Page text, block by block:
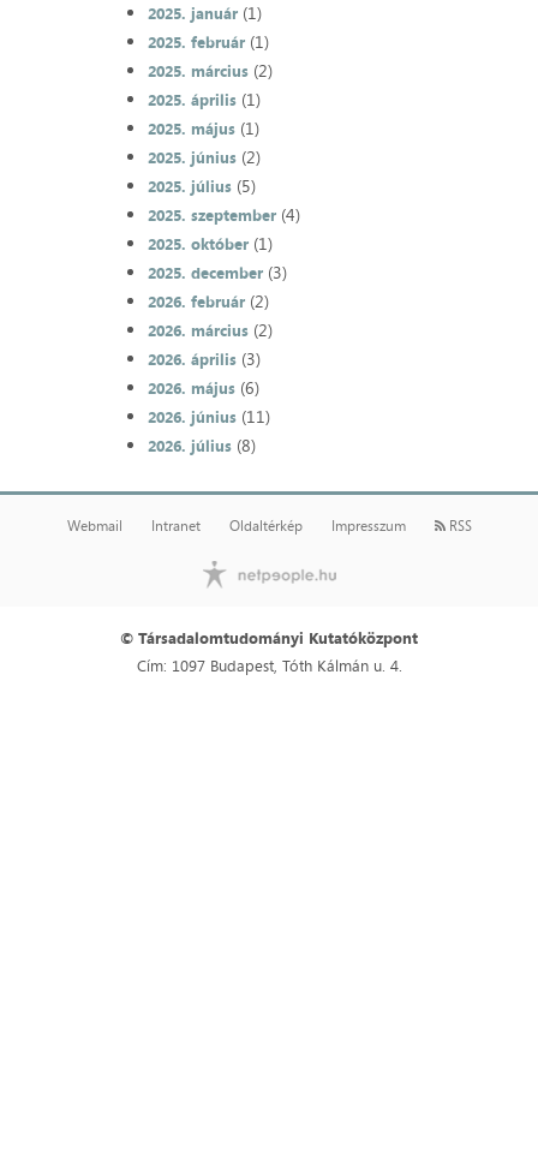
2025. január(1)
2025. február(1)
2025. március(2)
2025. április(1)
2025. május(1)
2025. június(2)
2025. július(5)
2025. szeptember(4)
2025. október(1)
2025. december(3)
2026. február(2)
2026. március(2)
2026. április(3)
2026. május(6)
2026. június(11)
2026. július(8)
Webmail Intranet Oldaltérkép Impresszum RSS
© Társadalomtudományi Kutatóközpont
Cím: 1097 Budapest, Tóth Kálmán u. 4.